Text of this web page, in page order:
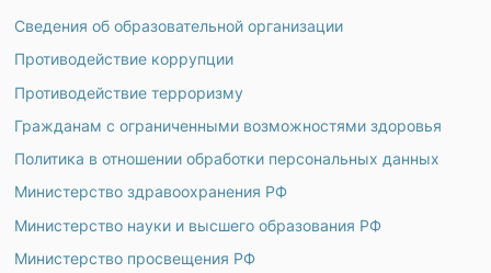
Сведения об образовательной организации
Противодействие коррупции
Противодействие терроризму
Гражданам с ограниченными возможностями здоровья
Политика в отношении обработки персональных данных
Министерство здравоохранения РФ
Министерство науки и высшего образования РФ
Министерство просвещения РФ